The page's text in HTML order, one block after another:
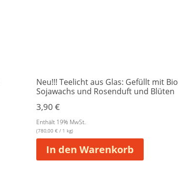
Neu!!! Teelicht aus Glas: Gefüllt mit Bio
Sojawachs und Rosenduft und Blüten
3,90 €
Enthält 19% MwSt.
(780,00 €/ 1 kg)
In den Warenkorb